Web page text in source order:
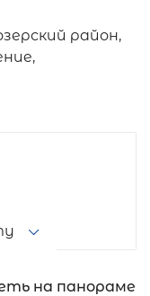
район,
на панораме